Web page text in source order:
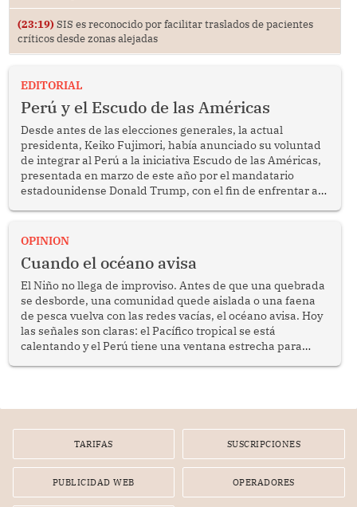
(23:19) SIS es reconocido por facilitar traslados de pacientes
críticos desde zonas alejadas
EDITORIAL
Perú y el Escudo de las Américas
Desde antes de las elecciones generales, la actual
presidenta, Keiko Fujimori, había anunciado su voluntad
de integrar al Perú a la iniciativa Escudo de las Américas,
presentada en marzo de este año por el mandatario
estadounidense Donald Trump, con el fin de enfrentar al
OPINION
Cuando el océano avisa
El Niño no llega de improviso. Antes de que una quebrada
se desborde, una comunidad quede aislada o una faena
de pesca vuelva con las redes vacías, el océano avisa. Hoy
las señales son claras: el Pacífico tropical se está
calentando y el Perú tiene una ventana estrecha para
TARIFAS SUSCRIPCIONES
PUBLICIDAD WEB OPERADORES